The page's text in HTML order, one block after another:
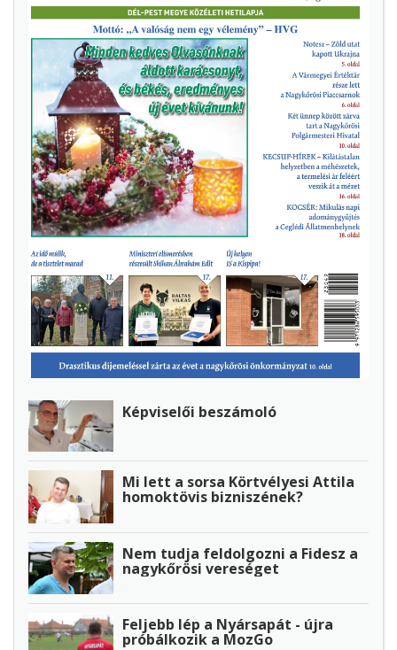
Képviselői beszámoló
Mi lett a sorsa Körtvélyesi Attila
homoktövis bizniszének?
Nem tudja feldolgozni a Fidesz a
nagykőrösi vereséget
Feljebb lép a Nyársapát - újra
próbálkozik a MozGo